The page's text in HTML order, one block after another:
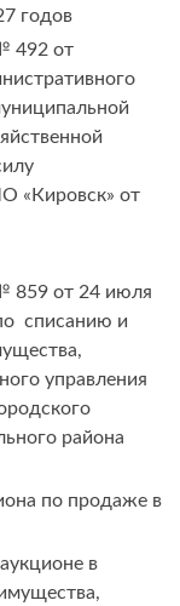
годов
492 от
«Кировск» от
859 от 24 июля
списанию и
управления
района
по продаже в
в